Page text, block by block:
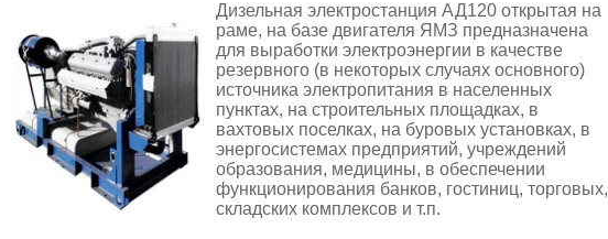
Дизельная электростанция АД120 открытая на
раме, на базе двигателя ЯМЗ предназначена
для выработки электроэнергии в качестве
резервного (в некоторых случаях основного)
источника электропитания в населенных
пунктах, на строительных площадках, в
вахтовых поселках, на буровых установках, в
энергосистемах предприятий, учреждений
образования, медицины, в обеспечении
функционирования банков, гостиниц, торговых,
складских комплексов и т.п.